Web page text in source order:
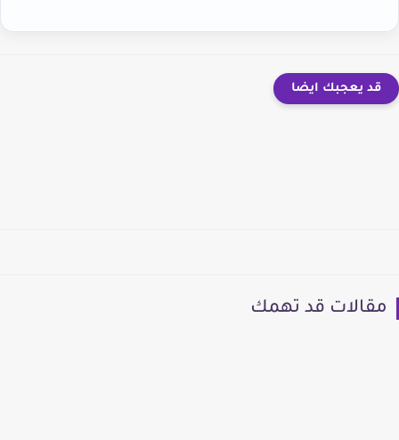
قد يعجبك ايضا
مقالات قد تهمك